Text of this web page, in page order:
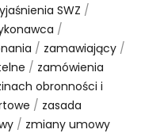
SWZ /
/
/ zamawiający /
/ zamówienia
obronności i
/ zasada
/ zmiany umowy